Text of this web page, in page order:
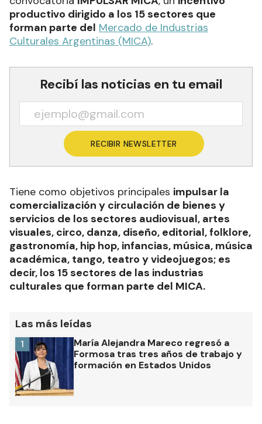
productivo dirigido a los 15 sectores que
forman parte del Mercado de Industrias
Culturales Argentinas (MICA).
Recibí las noticias en tu email
RECIBIR NEWSLETTER
Tiene como objetivos principales impulsar la
comercialización y circulación de bienes y
servicios de los sectores audiovisual, artes
visuales, circo, danza, diseño, editorial, folklore,
gastronomía, hip hop, infancias, música, música
académica, tango, teatro y videojuegos; es
decir, los 15 sectores de las industrias
culturales que forman parte del MICA.
Las más leídas
María Alejandra Mareco regresó a
Formosa tras tres años de trabajo y
formación en Estados Unidos
1